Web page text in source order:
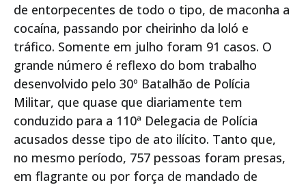
de entorpecentes de todo o tipo, de maconha a
cocaína, passando por cheirinho da loló e
tráfico. Somente em julho foram 91 casos. O
grande número é reflexo do bom trabalho
desenvolvido pelo 30º Batalhão de Polícia
Militar, que quase que diariamente tem
conduzido para a 110ª Delegacia de Polícia
acusados desse tipo de ato ilícito. Tanto que,
no mesmo período, 757 pessoas foram presas,
em flagrante ou por força de mandado de